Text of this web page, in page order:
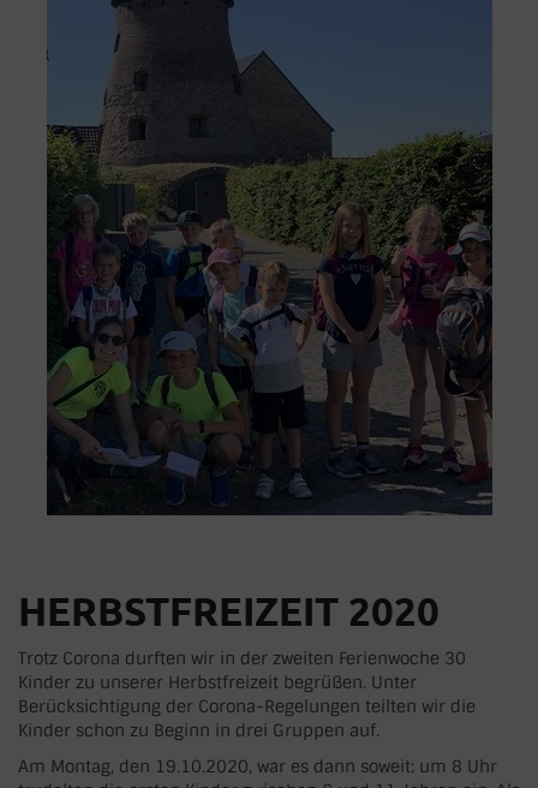
HERBSTFREIZEIT 2020
Trotz Corona durften wir in der zweiten Ferienwoche 30
Kinder zu unserer Herbstfreizeit begrüßen. Unter
Berücksichtigung der Corona-Regelungen teilten wir die
Kinder schon zu Beginn in drei Gruppen auf.
Am Montag, den 19.10.2020, war es dann soweit: um 8 Uhr